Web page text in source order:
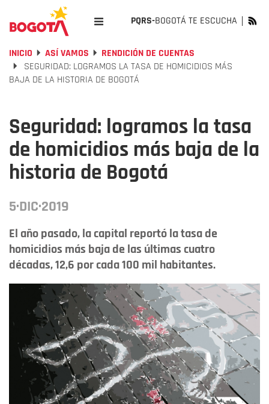
PQRS-BOGOTÁ TE ESCUCHA
INICIO ASÍ VAMOS
RENDICIÓN DE CUENTAS
SEGURIDAD: LOGRAMOS LA TASA DE HOMICIDIOS MÁS
BAJA DE LA HISTORIA DE BOGOTÁ
Seguridad: logramos la tasa
de homicidios más baja de la
historia de Bogotá
5·DIC·2019
El año pasado, la capital reportó la tasa de
homicidios más baja de las últimas cuatro
décadas, 12,6 por cada 100 mil habitantes.